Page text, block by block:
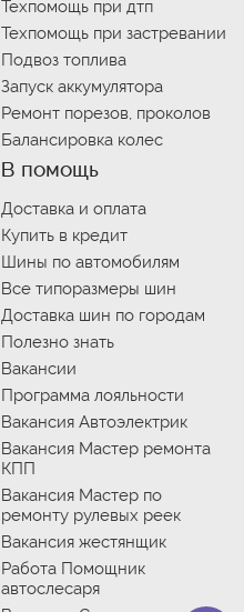
Техпомощь при дтп
Техпомощь при застревании
Подвоз топлива
Запуск аккумулятора
Ремонт порезов, проколов
Балансировка колес
В помощь
Доставка и оплата
Купить в кредит
Шины по автомобилям
Все типоразмеры шин
Доставка шин по городам
Полезно знать
Вакансии
Программа лояльности
Вакансия Автоэлектрик
Вакансия Мастер ремонта
КПП
Вакансия Мастер по
ремонту рулевых реек
Вакансия жестянщик
Работа Помощник
автослесаря